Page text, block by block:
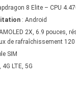
8 Elite – CPU
: Android
2X, 6.9 pouces,
de rafraîchissement 120
SIM
4G LTE, 5G